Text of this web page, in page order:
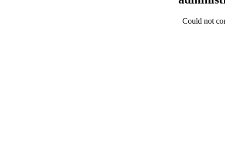
Could not